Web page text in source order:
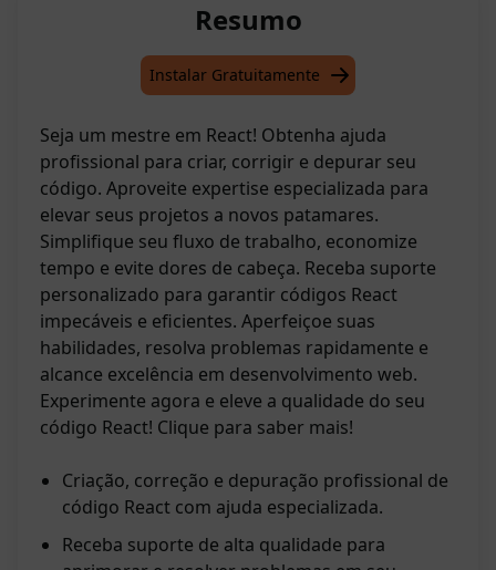
Resumo
Instalar Gratuitamente
Seja um mestre em React! Obtenha ajuda
profissional para criar, corrigir e depurar seu
código. Aproveite expertise especializada para
elevar seus projetos a novos patamares.
Simplifique seu fluxo de trabalho, economize
tempo e evite dores de cabeça. Receba suporte
personalizado para garantir códigos React
impecáveis e eficientes. Aperfeiçoe suas
habilidades, resolva problemas rapidamente e
alcance excelência em desenvolvimento web.
Experimente agora e eleve a qualidade do seu
código React! Clique para saber mais!
Criação, correção e depuração profissional de
código React com ajuda especializada.
Receba suporte de alta qualidade para